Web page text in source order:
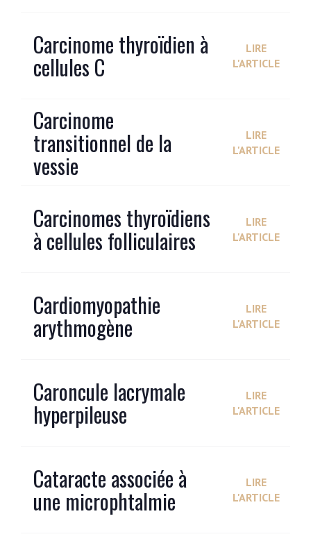
Carcinome thyroïdien à
cellules C
LIRE
L'ARTICLE
Carcinome
transitionnel de la
vessie
LIRE
L'ARTICLE
Carcinomes thyroïdiens
à cellules folliculaires
LIRE
L'ARTICLE
Cardiomyopathie
arythmogène
LIRE
L'ARTICLE
Caroncule lacrymale
hyperpileuse
LIRE
L'ARTICLE
Cataracte associée à
une microphtalmie
LIRE
L'ARTICLE